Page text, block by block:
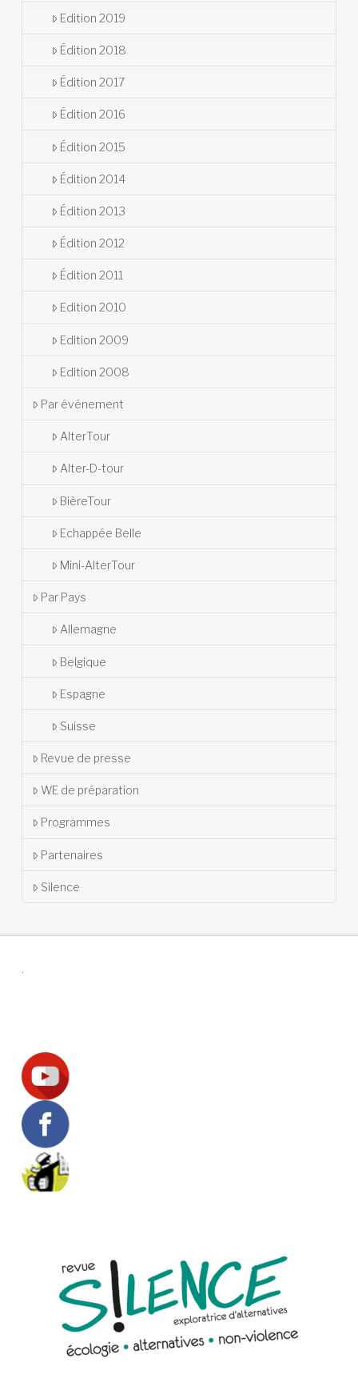
Edition 2019
Édition 2018
Édition 2017
Édition 2016
Édition 2015
Édition 2014
Édition 2013
Édition 2012
Édition 2011
Edition 2010
Edition 2009
Edition 2008
Par événement
AlterTour
Alter-D-tour
BièreTour
Echappée Belle
Mini-AlterTour
Par Pays
Allemagne
Belgique
Espagne
Suisse
Revue de presse
WE de préparation
Programmes
Partenaires
Silence